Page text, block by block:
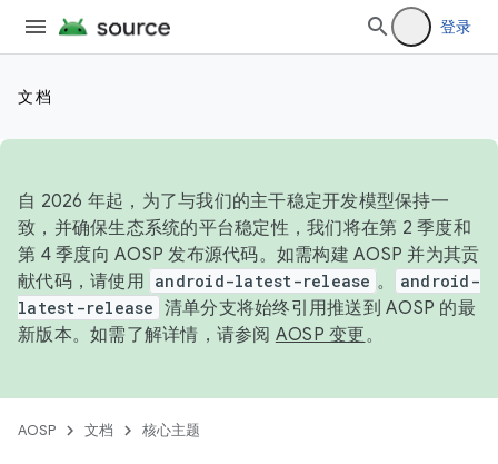
登录
文档
自 2026 年起，为了与我们的主干稳定开发模型保持一
致，并确保生态系统的平台稳定性，我们将在第 2 季度和
第 4 季度向 AOSP 发布源代码。如需构建 AOSP 并为其贡
献代码，请使用 android-latest-release 。
android-
latest-release 清单分支将始终引用推送到 AOSP 的最
新版本。如需了解详情，请参阅 AOSP 变更。
AOSP 文档 核心主题